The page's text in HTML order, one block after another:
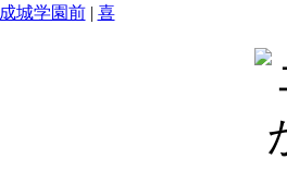
成城学園前| 喜